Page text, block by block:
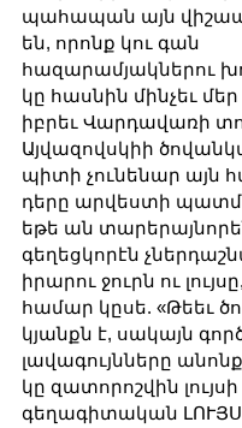
պահապան այն
են, որոնք կու գան
հազարամյակներու
կը հասնին մինչեւ մեր
իբրեւ Վարդավառի
Այվազովսկիի
պիտի չունենար այն
դերը արվեստի
եթե ան
գեղեցկորէն
իրարու ջուրն ու
համար կըսե. «Թեեւ
կյանքն է, սակայն
լավագույնները
կը զատորոշվին լույսի
գեղագիտական